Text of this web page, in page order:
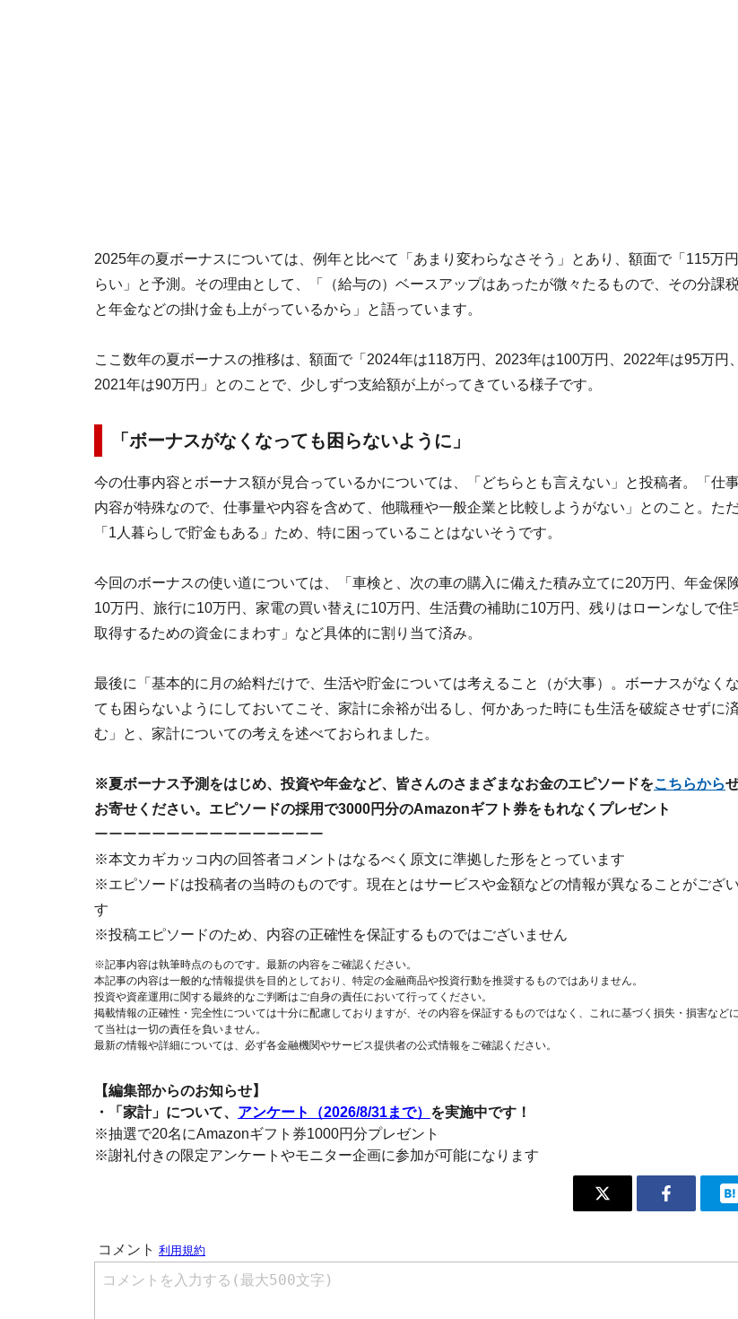
2025年の夏ボーナスについては、例年と比べて「あまり変わらなさそう」とあり、額面で「115万円
らい」と予測。その理由として、「（給与の）ベースアップはあったが微々たるもので、その分課
と年金などの掛け金も上がっているから」と語っています。
ここ数年の夏ボーナスの推移は、額面で「2024年は118万円、2023年は100万円、2022年は95万円、
2021年は90万円」とのことで、少しずつ支給額が上がってきている様子です。
「ボーナスがなくなっても困らないように」
今の仕事内容とボーナス額が見合っているかについては、「どちらとも言えない」と投稿者。「仕
内容が特殊なので、仕事量や内容を含めて、他職種や一般企業と比較しようがない」とのこと。た
「1人暮らしで貯金もある」ため、特に困っていることはないそうです。
今回のボーナスの使い道については、「車検と、次の車の購入に備えた積み立てに20万円、年金保
10万円、旅行に10万円、家電の買い替えに10万円、生活費の補助に10万円、残りはローンなしで住
取得するための資金にまわす」など具体的に割り当て済み。
最後に「基本的に月の給料だけで、生活や貯金については考えること（が大事）。ボーナスがなく
ても困らないようにしておいてこそ、家計に余裕が出るし、何かあった時にも生活を破綻させずに済
む」と、家計についての考えを述べておられました。
※夏ボーナス予測をはじめ、投資や年金など、皆さんのさまざまなお金のエピソードをこちらから
お寄せください。エピソードの採用で3000円分のAmazonギフト券をもれなくプレゼント
ーーーーーーーーーーーーーーーー
※本文カギカッコ内の回答者コメントはなるべく原文に準拠した形をとっています
※エピソードは投稿者の当時のものです。現在とはサービスや金額などの情報が異なることがござ
す
※投稿エピソードのため、内容の正確性を保証するものではございません
※記事内容は執筆時点のものです。最新の内容をご確認ください。
本記事の内容は一般的な情報提供を目的としており、特定の金融商品や投資行動を推奨するものではありません。
投資や資産運用に関する最終的なご判断はご自身の責任において行ってください。
掲載情報の正確性・完全性については十分に配慮しておりますが、その内容を保証するものではなく、これに基づく損失・損害など
て当社は一切の責任を負いません。
最新の情報や詳細については、必ず各金融機関やサービス提供者の公式情報をご確認ください。
【編集部からのお知らせ】
・「家計」について、 アンケート（2026/8/31まで） を実施中です！
※抽選で20名にAmazonギフト券1000円分プレゼント
※謝礼付きの限定アンケートやモニター企画に参加が可能になります